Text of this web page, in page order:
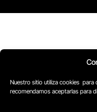
Nuestro sitio utiliza cookies para
recomendamos aceptarlas para